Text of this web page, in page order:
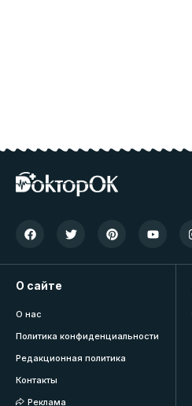
О сайте
О нас
Политика конфиденциальности
Редакционная политика
Контакты
Реклама